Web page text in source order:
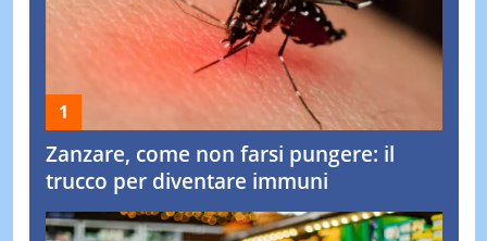
Zanzare, come non farsi pungere: il
trucco per diventare immuni